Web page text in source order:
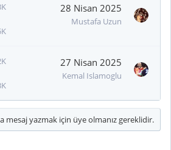
28 Nisan 2025
Mustafa Uzun
27 Nisan 2025
Kemal Islamoglu
mesaj yazmak için üye olmanız gereklidir.